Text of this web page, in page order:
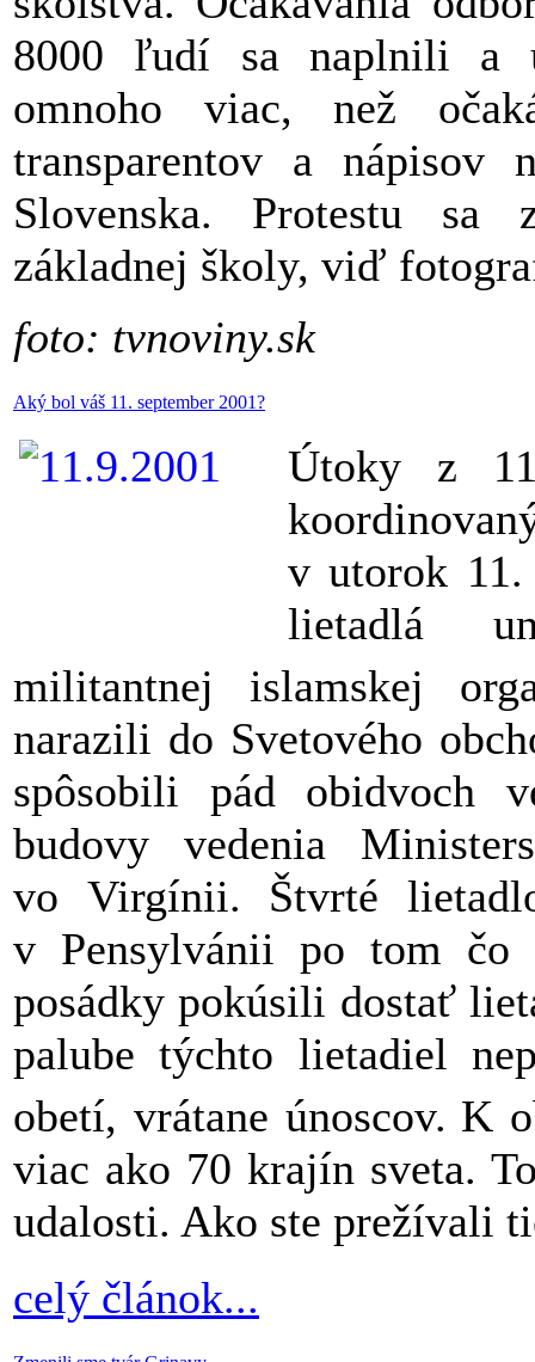
8000 ľudí sa naplnili a
omnoho viac, než
transparentov a
Slovenska. Protestu sa
základnej školy, viď
foto: tvnoviny.sk
Aký bol váš 11. september 2001?
Útoky z
vutorok
lietadlá
militantnej islamskej
narazili do Svetového
spôsobili pád obidvoch
budovy vedenia
vo Virgínii. Štvrté
v Pensylvánii po tom čo
posádky pokúsili dostať
palube týchto lietadiel
obetí, vrátane únoscov. K
viac ako 70 krajín sveta.
udalosti. Ako ste prežívali
celý článok...